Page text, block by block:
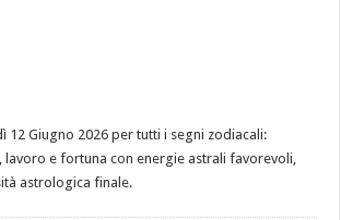
12 Giugno 2026 per tutti i segni zodiacali:
lavoro e fortuna con energie astrali favorevoli,
astrologica finale.